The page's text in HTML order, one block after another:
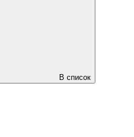
В список